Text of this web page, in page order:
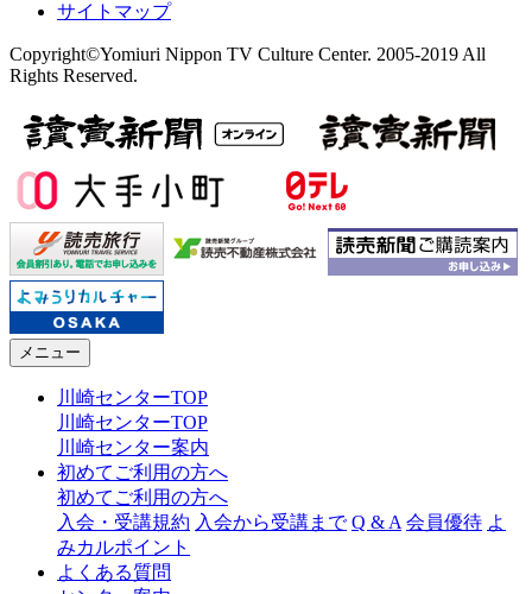
サイトマップ
Copyright©Yomiuri Nippon TV Culture Center. 2005-2019 All
Rights Reserved.
メニュー
川崎センターTOP
川崎センターTOP
川崎センター案内
初めてご利用の方へ
初めてご利用の方へ
入会・受講規約 入会から受講まで Q & A 会員優待 よ
みカルポイント
よくある質問